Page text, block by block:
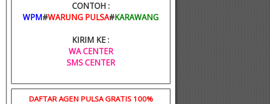
CONTOH :
WPM#WARUNG PULSA#KARAWANG
KIRIM KE :
WA CENTER
SMS CENTER
DAFTAR AGEN PULSA GRATIS 100%